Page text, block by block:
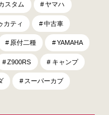
スタム ヤマハ
カティ 中古車
原付二種 YAMAHA
Z900RS キャンプ
スーパーカブ